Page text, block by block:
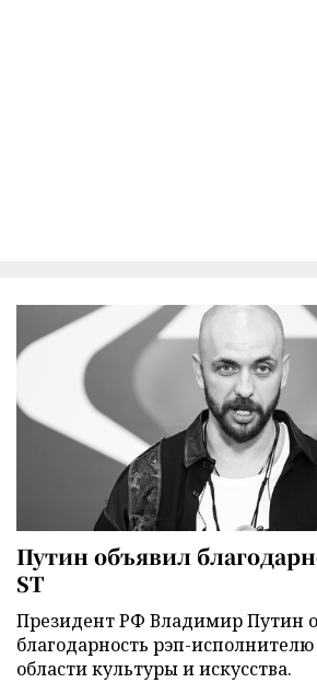
Путин объявил
ST
Президент РФ Владимир Путин
благодарность рэп-исполнителю
области культуры и искусства.